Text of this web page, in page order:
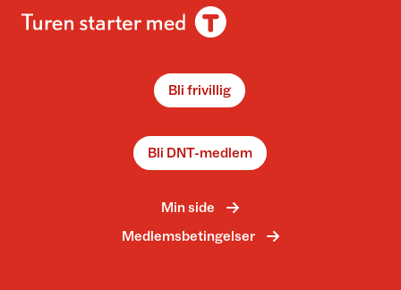
Bli frivillig
Bli DNT-medlem
Min side
Medlemsbetingelser